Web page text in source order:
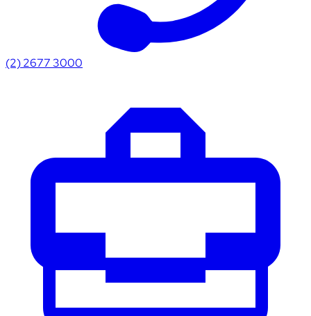
(2) 2677 3000